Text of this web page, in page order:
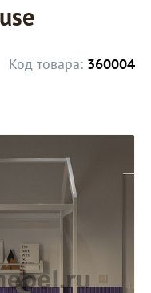
Код товара: 360004